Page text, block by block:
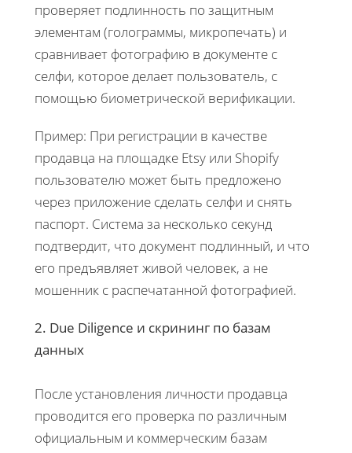
проверяет подлинность по защитным
элементам (голограммы, микропечать) и
сравнивает фотографию в документе с
селфи, которое делает пользователь, с
помощью биометрической верификации.
Пример: При регистрации в качестве
продавца на площадке Etsy или Shopify
пользователю может быть предложено
через приложение сделать селфи и снять
паспорт. Система за несколько секунд
подтвердит, что документ подлинный, и что
его предъявляет живой человек, а не
мошенник с распечатанной фотографией.
2. Due Diligence и скрининг по базам
данных
После установления личности продавца
проводится его проверка по различным
официальным и коммерческим базам